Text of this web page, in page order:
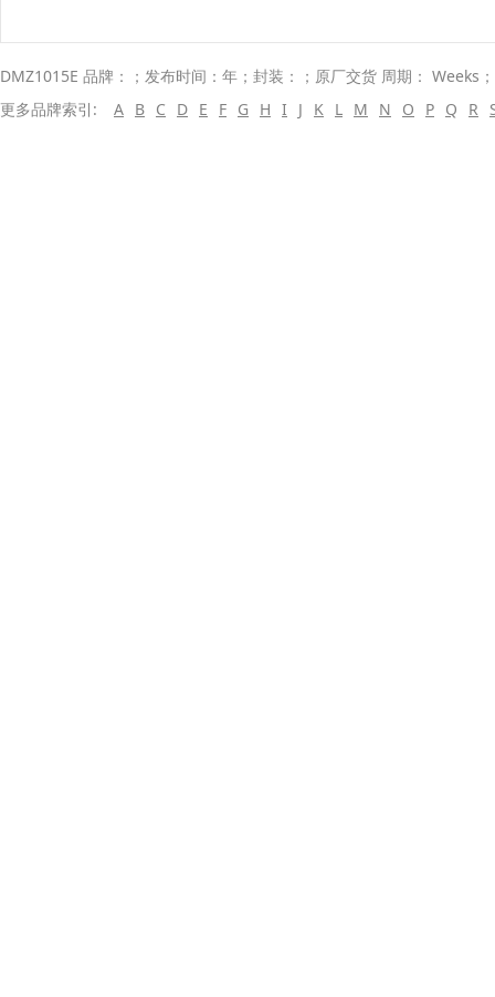
DMZ1015E 品牌：；发布时间：年；封装：；原厂交货 周期： Weeks
更多品牌索引:
A B C D E F G H I J K L M N O P Q R